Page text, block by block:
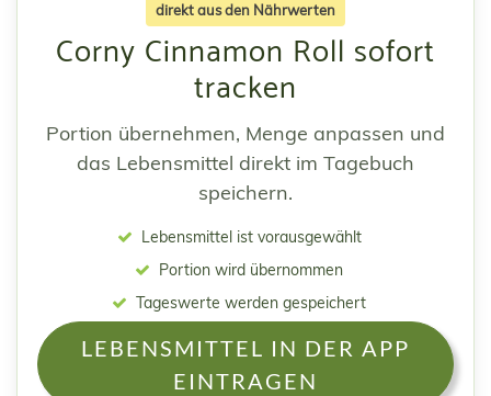
direkt aus den Nährwerten
Corny Cinnamon Roll sofort
tracken
Portion übernehmen, Menge anpassen und
das Lebensmittel direkt im Tagebuch
speichern.
Lebensmittel ist vorausgewählt
Portion wird übernommen
Tageswerte werden gespeichert
LEBENSMITTEL IN DER APP
EINTRAGEN